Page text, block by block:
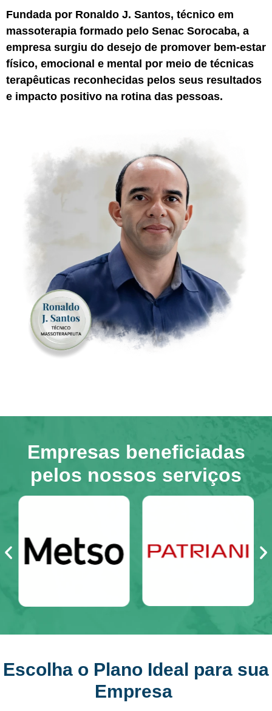
Fundada por Ronaldo J. Santos, técnico em
massoterapia formado pelo Senac Sorocaba, a
empresa surgiu do desejo de promover bem-estar
físico, emocional e mental por meio de técnicas
terapêuticas reconhecidas pelos seus resultados
e impacto positivo na rotina das pessoas.
Empresas beneficiadas
pelos nossos serviços
Escolha o Plano Ideal para sua
Empresa